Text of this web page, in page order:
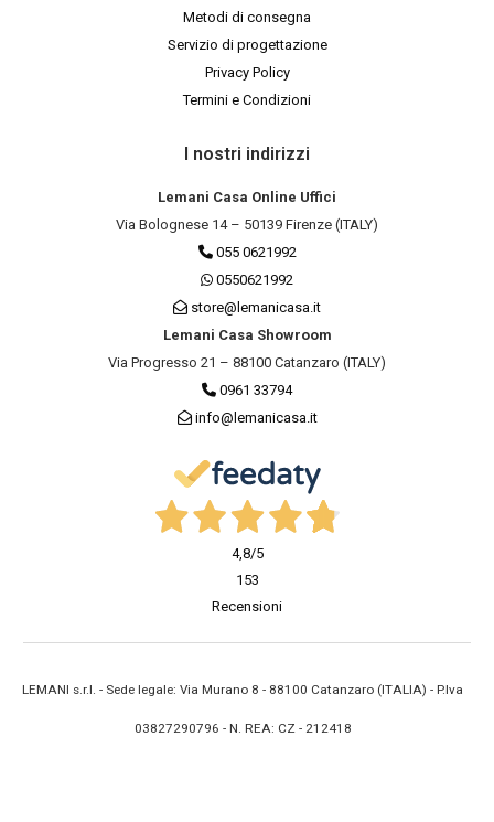
Metodi di consegna
Servizio di progettazione
Privacy Policy
Termini e Condizioni
I nostri indirizzi
Lemani Casa Online Uffici
Via Bolognese 14 – 50139 Firenze (ITALY)
055 0621992
0550621992
store@lemanicasa.it
Lemani Casa Showroom
Via Progresso 21 – 88100 Catanzaro (ITALY)
0961 33794
info@lemanicasa.it
4,8/5
153
Recensioni
LEMANI s.r.l. - Sede legale: Via Murano 8 - 88100 Catanzaro (ITALIA) - P.Iva
03827290796 - N. REA: CZ - 212418